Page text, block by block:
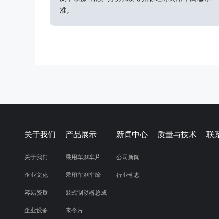
准。
关于我们
关于我们
企业文化
容易资质
企业设备
产品展示
乘用车刹车片
乘用车刹车蹄
鼓式制动器总成
来令片
新闻中心
公司新闻
行业动态
质量与技术 联